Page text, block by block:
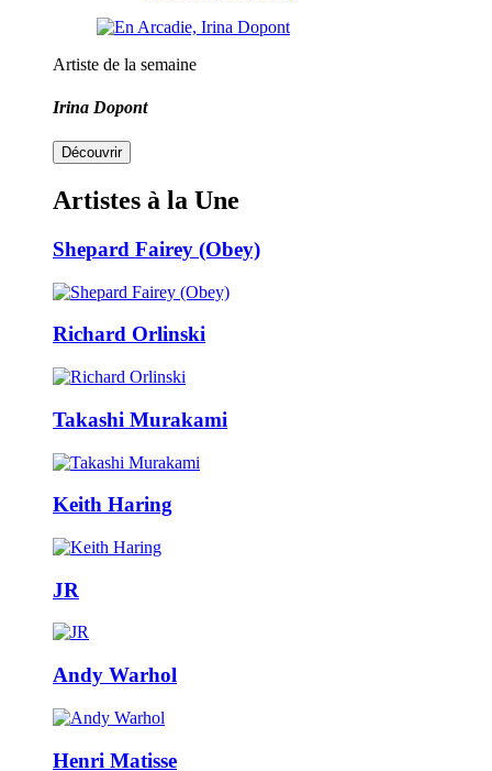
Artiste de la semaine
Irina Dopont
Découvrir
Artistes à la Une
Shepard Fairey (Obey)
Richard Orlinski
Takashi Murakami
Keith Haring
JR
Andy Warhol
Henri Matisse